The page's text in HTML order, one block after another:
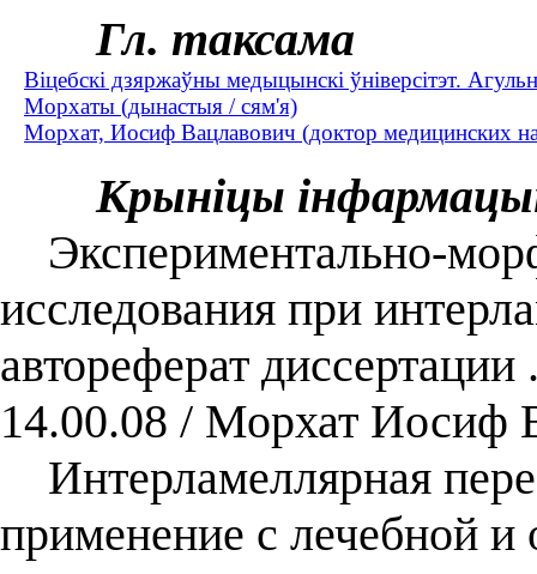
Гл. таксама
Віцебскі дзяржаўны медыцынскі ўніверсітэт.
Морхаты (дынастыя / сям'я)
Морхат, Иосиф Вацлавович (доктор медицинских
Крыніцы
Экспериментально-
исследования при
автореферат
14.00.08 / Морхат Иосиф
Интерламеллярная
применение с лечебной